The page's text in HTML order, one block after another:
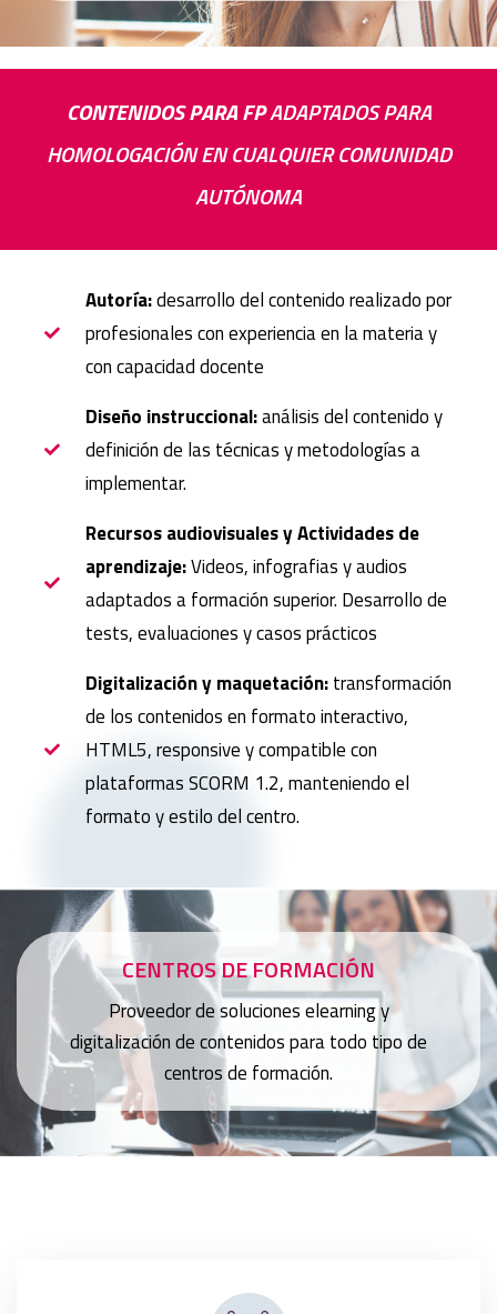
CONTENIDOS PARA FPADAPTADOS PARA
HOMOLOGACIÓN EN CUALQUIER COMUNIDAD
AUTÓNOMA
Autoría:desarrollo del contenido realizado por
profesionales con experiencia en la materia y
con capacidad docente
Diseño instruccional:análisis del contenido y
definición de las técnicas y metodologías a
implementar.
Recursos audiovisuales y Actividades de
aprendizaje:Videos, infografias y audios
adaptados a formación superior. Desarrollo de
tests, evaluaciones y casos prácticos
Digitalización y maquetación:transformación
de los contenidos en formato interactivo,
HTML5, responsive y compatible con
plataformas SCORM 1.2, manteniendo el
formato y estilo del centro.
CENTROS DE FORMACIÓN
Proveedor de soluciones elearning y
digitalización de contenidos para todo tipo de
centros de formación.